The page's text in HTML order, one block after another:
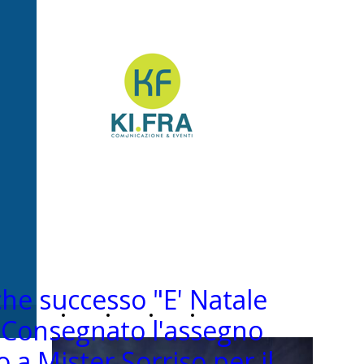
Page siamo
successo "E' Natale
l'assegno